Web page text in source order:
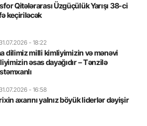
Qitələrarası Üzgüçülük Yarışı 38-ci
keçiriləcək
- 18:22
dilimiz milli kimliyimizin və mənəvi
əsas dayağıdır – Tənzilə
- 16:58
axarını yalnız böyük liderlər dəyişir